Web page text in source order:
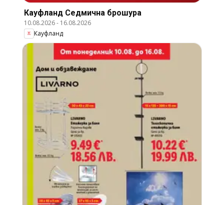
Кауфланд Cедмична брошура
10.08.2026- 16.08.2026
Кауфланд